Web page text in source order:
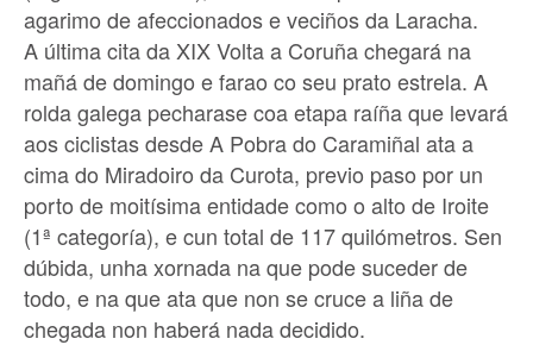
agarimo de afeccionados e veciños da Laracha.
A última cita da XIX Volta a Coruña chegará na
mañá de domingo e farao co seu prato estrela. A
rolda galega pecharase coa etapa raíña que levará
aos ciclistas desde A Pobra do Caramiñal ata a
cima do Miradoiro da Curota, previo paso por un
porto de moitísima entidade como o alto de Iroite
(1ª categoría), e cun total de 117 quilómetros. Sen
dúbida, unha xornada na que pode suceder de
todo, e na que ata que non se cruce a liña de
chegada non haberá nada decidido.